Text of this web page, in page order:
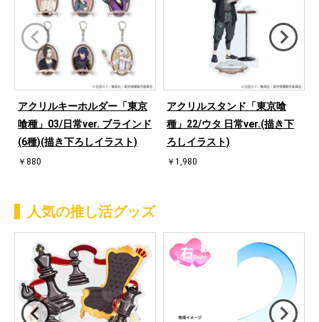
アクリルキーホルダー「東京
喰種」03/日常ver. ブラインド
(6種)(描き下ろしイラスト)
￥880
アクリルスタンド「東京喰
種」22/ウタ 日常ver.(描き下
ろしイラスト)
￥1,980
人気の推し活グッズ